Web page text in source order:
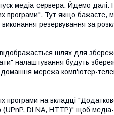
медіа-сервера. Йдемо далі.
програми". Тут якщо бажаєте,
виконання резервування за
шлях для
налаштування будуть
домашня мережа комп'ютер-
на вкладці
DLNA, HTTP)" щоб медіа-